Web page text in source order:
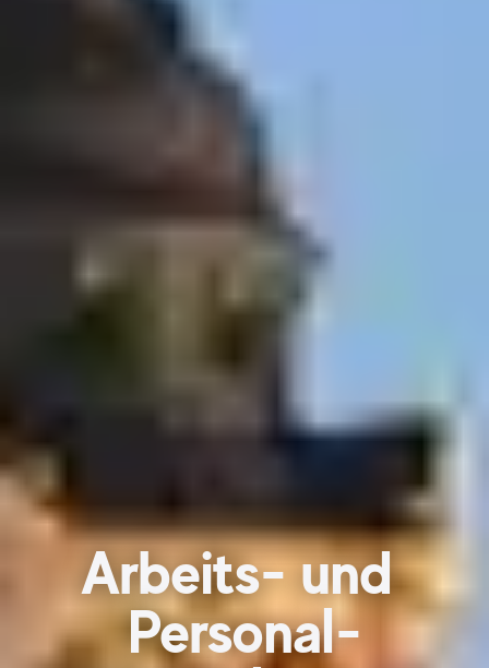
Arbeits- und
Personal-